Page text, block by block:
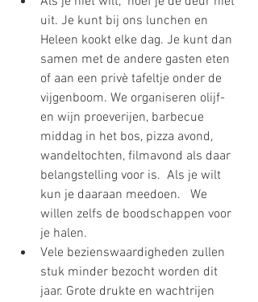
uit. Je kunt bij ons lunchen en
Heleen kookt elke dag. Je kunt dan
samen met de andere gasten eten
of aan een privè tafeltje onder de
vijgenboom. We organiseren olijf-
en wijn proeverijen, barbecue
middag in het bos, pizza avond,
wandeltochten, filmavond als daar
belangstelling voor is.  Als je wilt
kun je daaraan meedoen.   We
willen zelfs de boodschappen voor
je halen.
Vele bezienswaardigheden zullen
stuk minder bezocht worden dit
jaar. Grote drukte en wachtrijen